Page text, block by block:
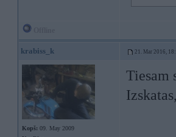
krabiss_k 21. Mar 2016,
Kopš: 09. May 2009
Tiesam